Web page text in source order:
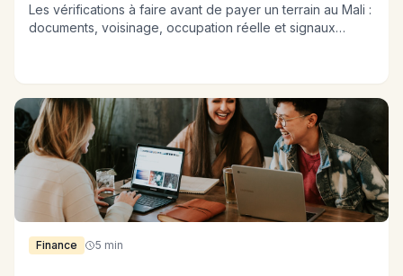
Les vérifications à faire avant de payer un terrain au Mali :
documents, voisinage, occupation réelle et signaux
Finance 5 min